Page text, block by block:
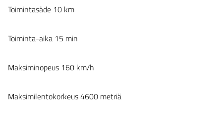
Toimintasäde 10 km
Toiminta-aika 15 min
Maksiminopeus 160 km/h
Maksimilentokorkeus 4600 metriä